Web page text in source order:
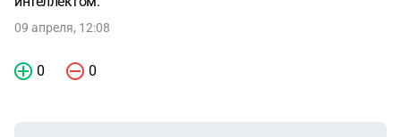
09 апреля, 12:08
0 0